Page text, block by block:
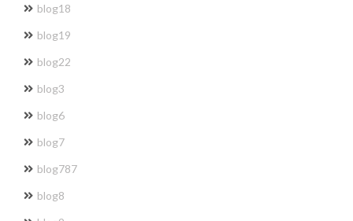
blog18
blog19
blog22
blog3
blog6
blog7
blog787
blog8